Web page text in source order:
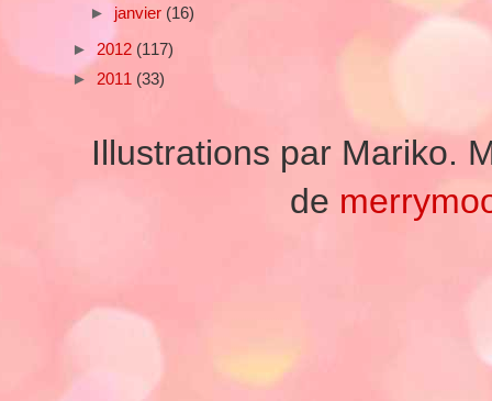
► janvier (16)
► 2012 (117)
► 2011 (33)
Illustrations par Mariko.
de